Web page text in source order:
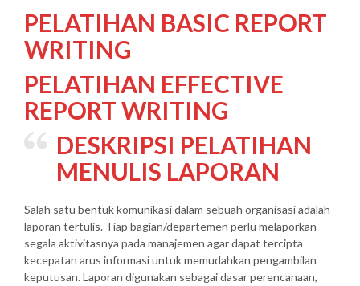
PELATIHAN BASIC REPORT
WRITING
PELATIHAN EFFECTIVE
REPORT WRITING
DESKRIPSI PELATIHAN
MENULIS LAPORAN
Salah satu bentuk komunikasi dalam sebuah organisasi adalah
laporan tertulis. Tiap bagian/departemen perlu melaporkan
segala aktivitasnya pada manajemen agar dapat tercipta
kecepatan arus informasi untuk memudahkan pengambilan
keputusan. Laporan digunakan sebagai dasar perencanaan,